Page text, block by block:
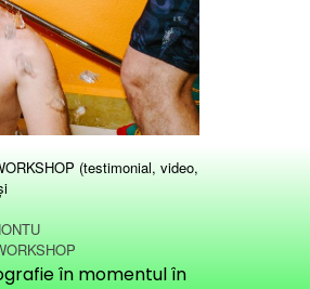
(testimonial, video,
în momentul în